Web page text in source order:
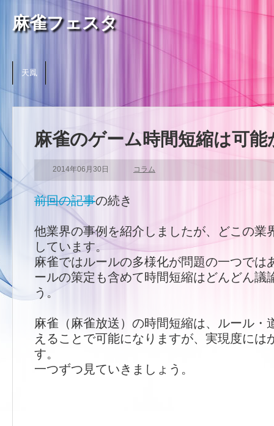
麻雀フェスタ
天鳳
麻雀のゲーム時間短縮は可能
2014年06月30日 コラム
前回の記事の続き
他業界の事例を紹介しましたが、どこの業
しています。
麻雀ではルールの多様化が問題の一つでは
ールの策定も含めて時間短縮はどんどん議
う。
麻雀（麻雀放送）の時間短縮は、ルール・
えることで可能になりますが、実現度には
す。
一つずつ見ていきましょう。